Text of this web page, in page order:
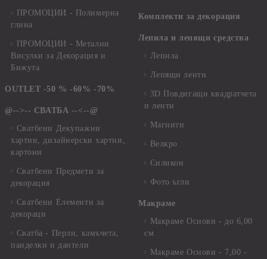
ПРОМОЦИИ - Полимерна
глина
ПРОМОЦИИ - Метални
Висулки за Декорация и
Бижута
OUTLET -50 % -60% -70%
@-->-- СВАТБА --<--@
Сватбени Декупажни
хартии, дизайнерски хартии,
картони
Сватбени Предмети за
декорация
Сватбени Елементи за
декораци
Сватба - Перли, камъчета,
панделки и дантели
Комплекти за декорация
Лепила и лепящи средства
Лепила
Лепящи ленти
3D Повдигащи квадратчета
и ленти
Магнити
Велкро
Силикон
Фото ъгли
Макраме
Макраме Основи - до 6,00
см
Макраме Основи - 7,00 -